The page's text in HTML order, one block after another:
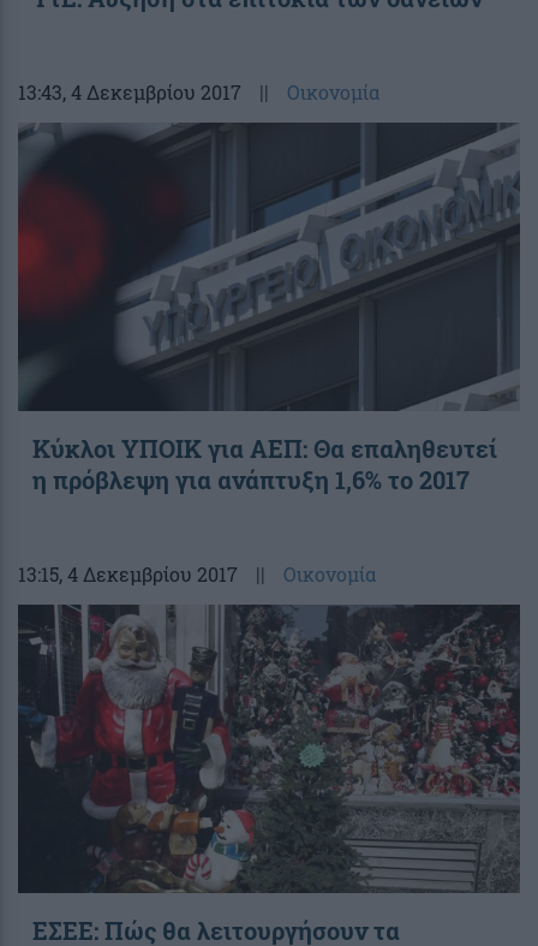
13:43, 4 Δεκεμβρίου 2017 || Οικονομία
Kύκλοι ΥΠΟΙΚ για ΑΕΠ: Θα επαληθευτεί
η πρόβλεψη για ανάπτυξη 1,6% το 2017
13:15, 4 Δεκεμβρίου 2017 || Οικονομία
EΣΕΕ: Πώς θα λειτουργήσουν τα